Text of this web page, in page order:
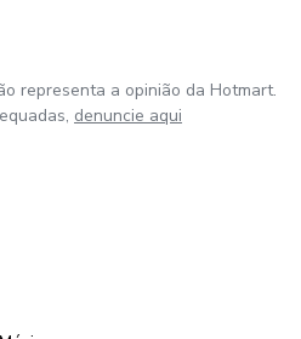
representa a opinião da Hotmart.
denuncie aqui